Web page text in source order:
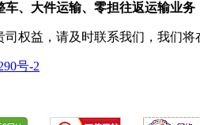
、大件运输、零担往返运输业务
权益，请及时联系我们，我们
号-2